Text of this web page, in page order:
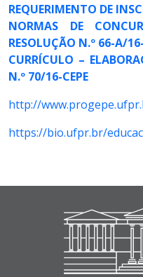
REQUERIMENTO DE
NORMAS DE
RESOLUÇÃO N.º 66-A/
CURRÍCULO –
N.º 70/16-CEPE
http://
https://bio.ufpr.br/